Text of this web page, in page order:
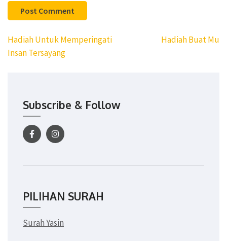
Post
navigation
Hadiah Untuk Memperingati
Insan Tersayang
Hadiah Buat Mu
Subscribe & Follow
PILIHAN SURAH
Surah Yasin